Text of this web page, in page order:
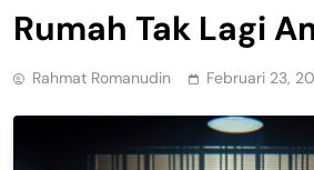
Rumah Tak Lagi
Rahmat Romanudin Februari 23,